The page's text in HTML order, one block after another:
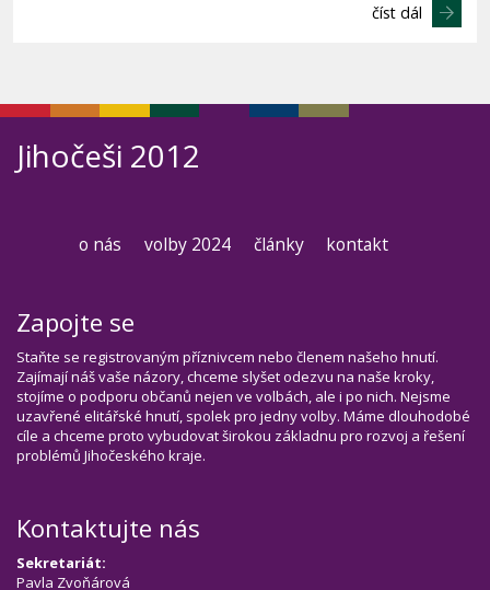
číst dál
Jihočeši 2012
o nás volby 2024 články kontakt
Zapojte se
Staňte se registrovaným příznivcem nebo členem našeho hnutí.
Zajímají náš vaše názory, chceme slyšet odezvu na naše kroky,
stojíme o podporu občanů nejen ve volbách, ale i po nich. Nejsme
uzavřené elitářské hnutí, spolek pro jedny volby. Máme dlouhodobé
cíle a chceme proto vybudovat širokou základnu pro rozvoj a řešení
problémů Jihočeského kraje.
Kontaktujte nás
Sekretariát:
Pavla Zvoňárová